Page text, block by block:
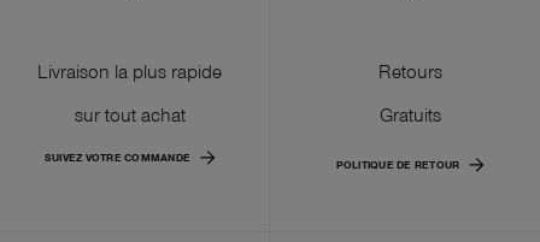
Livraison la plus rapide
sur tout achat
SUIVEZ VOTRE COMMANDE
Retours
Gratuits
POLITIQUE DE RETOUR